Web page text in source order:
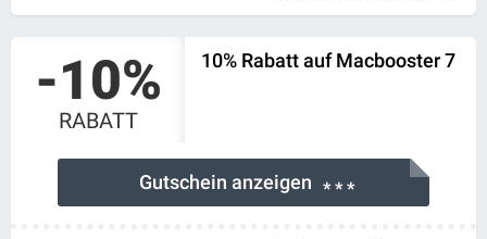
-10%
RABATT
10% Rabatt auf Macbooster 7
Gutschein anzeigen * * *